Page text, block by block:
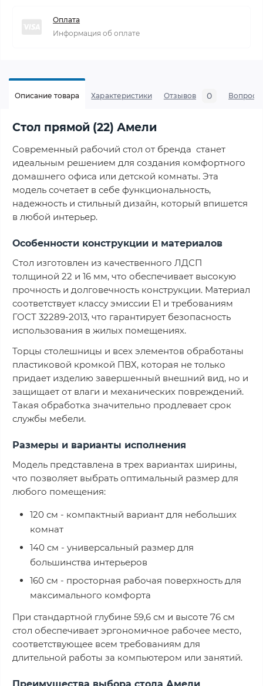
Оплата
Информация об оплате
Описание товара Характеристики Отзывов 0 Вопросы
Стол прямой (22) Амели
Современный рабочий стол от бренда станет
идеальным решением для создания комфортного
домашнего офиса или детской комнаты. Эта
модель сочетает в себе функциональность,
надежность и стильный дизайн, который впишется
в любой интерьер.
Особенности конструкции и материалов
Стол изготовлен из качественного ЛДСП
толщиной 22 и 16 мм, что обеспечивает высокую
прочность и долговечность конструкции. Материал
соответствует классу эмиссии Е1 и требованиям
ГОСТ 32289-2013, что гарантирует безопасность
использования в жилых помещениях.
Торцы столешницы и всех элементов обработаны
пластиковой кромкой ПВХ, которая не только
придает изделию завершенный внешний вид, но и
защищает от влаги и механических повреждений.
Такая обработка значительно продлевает срок
службы мебели.
Размеры и варианты исполнения
Модель представлена в трех вариантах ширины,
что позволяет выбрать оптимальный размер для
любого помещения:
120 см - компактный вариант для небольших
комнат
140 см - универсальный размер для
большинства интерьеров
160 см - просторная рабочая поверхность для
максимального комфорта
При стандартной глубине 59,6 см и высоте 76 см
стол обеспечивает эргономичное рабочее место,
соответствующее всем требованиям для
длительной работы за компьютером или занятий.